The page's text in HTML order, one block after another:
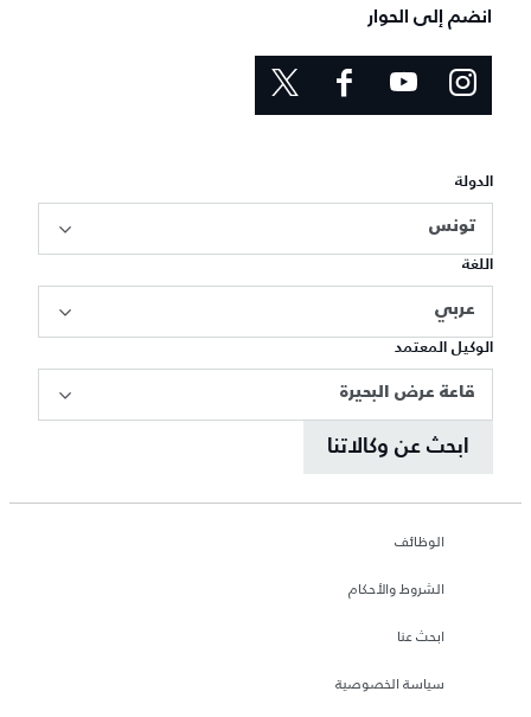
انضم إلى الحوار
الدولة
تونس
اللغة
عربي
الوكيل المعتمد
قاعة عرض البحيرة
ابحث عن وكالاتنا
الوظائف
الشروط والأحكام
ابحث عنا
سياسة الخصوصية